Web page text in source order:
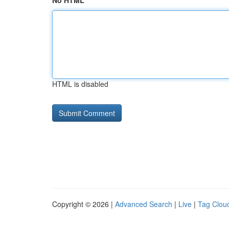
HTML is disabled
Copyright © 2026 | Advanced Search | Live | Tag